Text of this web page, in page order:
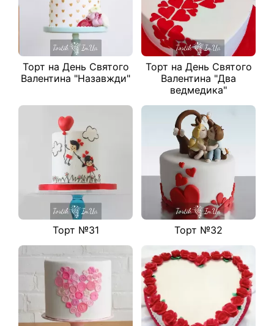
Торт на День Святого
Валентина "Назавжди"
Торт на День Святого
Валентина "Два
ведмедика"
Торт №31 Торт №32